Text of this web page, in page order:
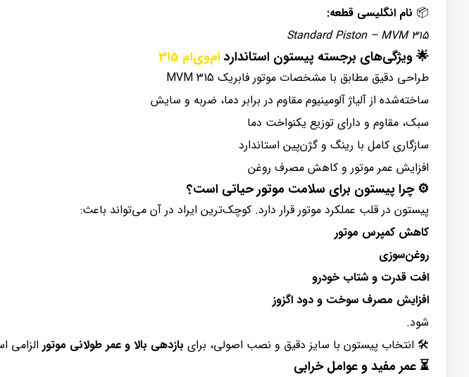
📦 نام انگلیسی قطعه:
Standard Piston – MVM 315
🌟ویژگی‌های برجسته پیستون استانداردام‌وی‌ام 315
طراحی دقیق مطابق با مشخصات موتور فابریک MVM 315
ساخته‌شده از آلیاژ آلومینیوم مقاوم در برابر دما، ضربه و سایش
سبک، مقاوم و دارای توزیع یکنواخت دما
سازگاری کامل با رینگ و گژن‌پین استاندارد
افزایش عمر موتور و کاهش مصرف روغن
⚙️چرا پیستون برای سلامت موتور حیاتی است؟
پیستون در قلب عملکرد موتور قرار دارد. کوچک‌ترین ایراد در آن می‌تواند باعث:
کاهش کمپرس موتور
روغن‌سوزی
افت قدرت و شتاب خودرو
افزایش مصرف سوخت و دود اگزوز
شود.
🛠 انتخاب پیستون با سایز دقیق و نصب اصولی، برای بازدهی بالا و عمر طولانی موتور الزامی
⏳ عمر مفید و عوامل خرابی